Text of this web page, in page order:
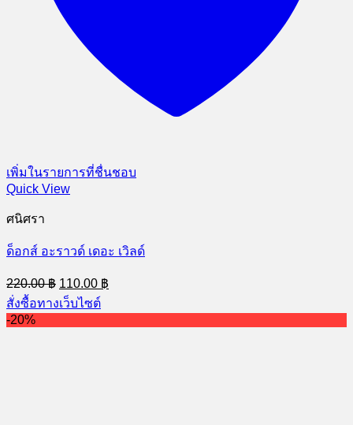
เพิ่มในรายการที่ชื่นชอบ
Quick View
ศนิศรา
ด็อกส์ อะราวด์ เดอะ เวิลด์
220.00฿ Original
price
was:
220.00 ฿.
110.00 ฿
price
110.00 ฿.
สั่งซื้อทางเว็บไซต์
-20%